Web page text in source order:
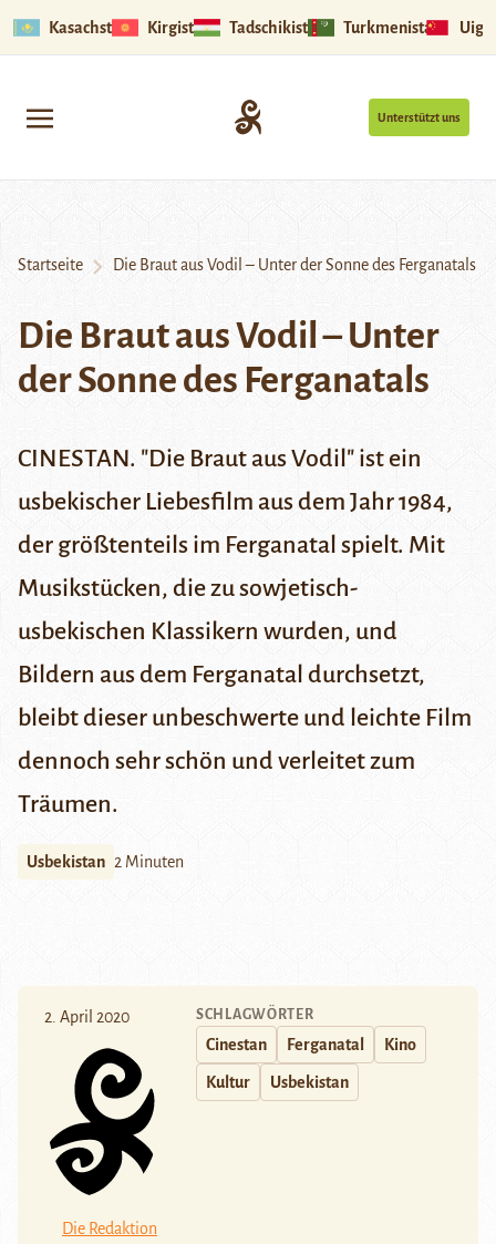
Kasachstan Kirgistan Tadschikistan Turkmenistan
Unterstützt uns
Startseite Die Braut aus Vodil – Unter der Sonne des Ferganatals
Die Braut aus Vodil – Unter
der Sonne des Ferganatals
CINESTAN. "Die Braut aus Vodil" ist ein
usbekischer Liebesfilm aus dem Jahr 1984,
der größtenteils im Ferganatal spielt. Mit
Musikstücken, die zu sowjetisch-
usbekischen Klassikern wurden, und
Bildern aus dem Ferganatal durchsetzt,
bleibt dieser unbeschwerte und leichte Film
dennoch sehr schön und verleitet zum
Träumen.
Usbekistan 2 Minuten
2. April 2020
Die Redaktion
SCHLAGWÖRTER
Cinestan Ferganatal Kino
Kultur Usbekistan